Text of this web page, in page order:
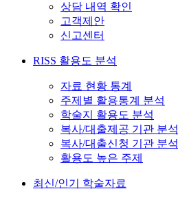
상담 내역 확인
고객제안
신고센터
RISS 활용도 분석
자료 현황 통계
주제별 활용통계 분석
학술지 활용도 분석
복사/대출제공 기관 분석
복사/대출신청 기관 분석
활용도 높은 주제
최신/인기 학술자료